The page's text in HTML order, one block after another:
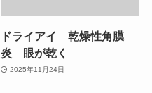
ドライアイ 乾燥性角膜
炎 眼が乾く
2025年11月24日